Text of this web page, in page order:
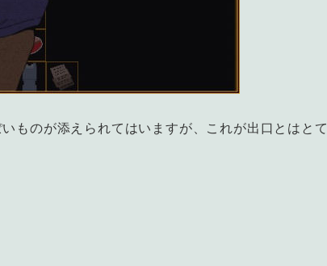
ものが添えられてはいますが、これが出口とはとて